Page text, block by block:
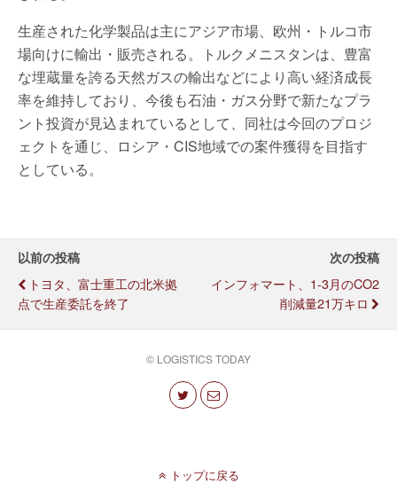
生産された化学製品は主にアジア市場、欧州・トルコ市
場向けに輸出・販売される。トルクメニスタンは、豊富
な埋蔵量を誇る天然ガスの輸出などにより高い経済成長
率を維持しており、今後も石油・ガス分野で新たなプラ
ント投資が見込まれているとして、同社は今回のプロジ
ェクトを通じ、ロシア・CIS地域での案件獲得を目指す
としている。
以前の投稿
トヨタ、富士重工の北米拠
点で生産委託を終了
次の投稿
インフォマート、1-3月のCO2
削減量21万キロ
© LOGISTICS TODAY
トップに戻る